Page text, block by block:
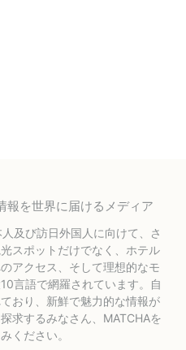
報を世界に届けるメディア
及び訪日外国人に向けて、さ
スポットだけでなく、ホテル
アクセス、そして理想的なモ
言語で網羅されています。自
おり、新鮮で魅力的な情報が
求するみなさん、MATCHAを
ください。